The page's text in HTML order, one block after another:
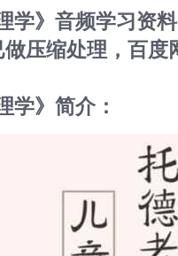
学》音频学习资
压缩处理，百度
学》简介：